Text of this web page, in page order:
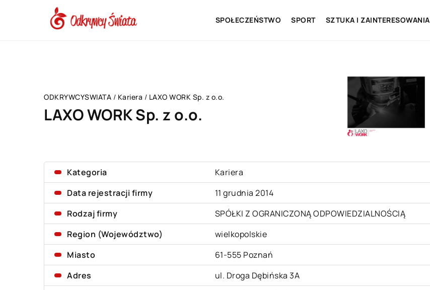
SPOŁECZEŃSTWO SPORT SZTUKA I ZAINTERESOWANIA
ODKRYWCYSWIATA / Kariera / LAXO WORK Sp. z o.o.
LAXO WORK Sp. z o.o.
Kategoria
Kariera
Data rejestracji firmy
11 grudnia 2014
Rodzaj firmy
SPÓŁKI Z OGRANICZONĄ ODPOWIEDZIALNOŚCIĄ
Region (Województwo)
wielkopolskie
Miasto
61-555 Poznań
Adres
ul. Droga Dębińska 3A